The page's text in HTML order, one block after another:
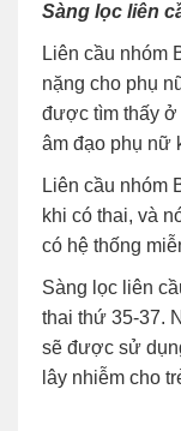
Sàng lọc liên
Liên cầu nhóm
nặng cho phụ
được tìm thấy ở
âm đạo phụ nữ
Liên cầu nhóm
khi có thai, và
có hệ thống
Sàng lọc liên
thai thứ 35-37.
sẽ được sử
lây nhiễm cho